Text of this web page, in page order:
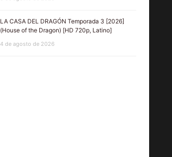
LA CASA DEL DRAGÓN Temporada 3 [2026]
(House of the Dragon) [HD 720p, Latino]
4 de agosto de 2026